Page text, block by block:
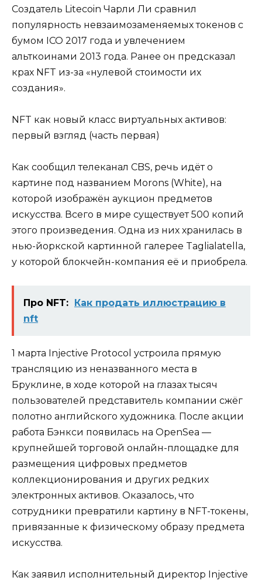
Создатель Litecoin Чарли Ли сравнил
популярность невзаимозаменяемых токенов с
бумом ICO 2017 года и увлечением
альткоинами 2013 года. Ранее он предсказал
крах NFT из-за «нулевой стоимости их
создания».
NFT как новый класс виртуальных активов:
первый взгляд (часть первая)
Как сообщил телеканал CBS, речь идёт о
картине под названием Morons (White), на
которой изображён аукцион предметов
искусства. Всего в мире существует 500 копий
этого произведения. Одна из них хранилась в
нью-йоркской картинной галерее Taglialatella,
у которой блокчейн-компания её и приобрела.
Про NFT:
Как продать иллюстрацию в
nft
1 марта Injective Protocol устроила прямую
трансляцию из неназванного места в
Бруклине, в ходе которой на глазах тысяч
пользователей представитель компании сжёг
полотно английского художника. После акции
работа Бэнкси появилась на OpenSea —
крупнейшей торговой онлайн-площадке для
размещения цифровых предметов
коллекционирования и других редких
электронных активов. Оказалось, что
сотрудники превратили картину в NFT-токены,
привязанные к физическому образу предмета
искусства.
Как заявил исполнительный директор Injective